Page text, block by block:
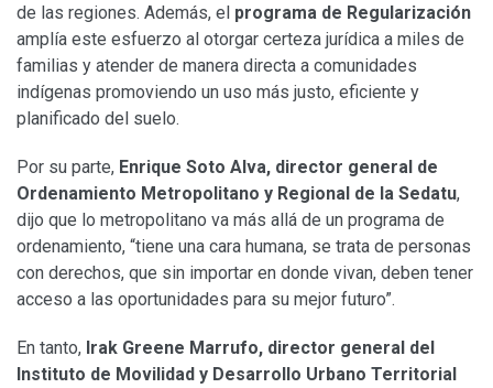
de las regiones. Además, el programa de Regularización
amplía este esfuerzo al otorgar certeza jurídica a miles de
familias y atender de manera directa a comunidades
indígenas promoviendo un uso más justo, eficiente y
planificado del suelo.
Por su parte, Enrique Soto Alva, director general de
Ordenamiento Metropolitano y Regional de la Sedatu,
dijo que lo metropolitano va más allá de un programa de
ordenamiento, “tiene una cara humana, se trata de personas
con derechos, que sin importar en donde vivan, deben tener
acceso a las oportunidades para su mejor futuro”.
En tanto, Irak Greene Marrufo, director general del
Instituto de Movilidad y Desarrollo Urbano Territorial